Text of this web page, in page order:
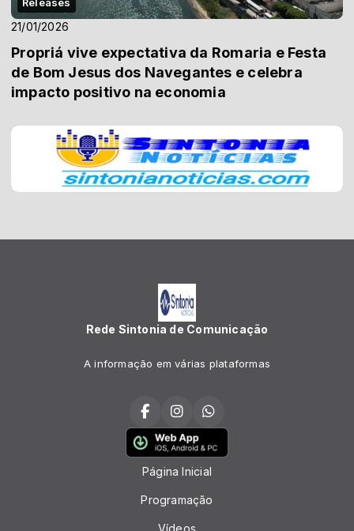
21/01/2026
Propriá vive expectativa da Romaria e Festa
de Bom Jesus dos Navegantes e celebra
impacto positivo na economia
Rede Sintonia de Comunicação
A informação em várias plataformas
Página Inicial
Programação